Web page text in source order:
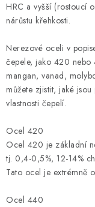
HRC a vyšší (rostoucí
nárůstu křehkosti.
Nerezové oceli v
čepele, jako 420
mangan, vanad,
můžete zjistit, jaké
vlastnosti čepelí.
Ocel 420
Ocel 420 je základní
tj. 0,4-0,5%, 12-14%
Tato ocel je extrémně
Ocel 440